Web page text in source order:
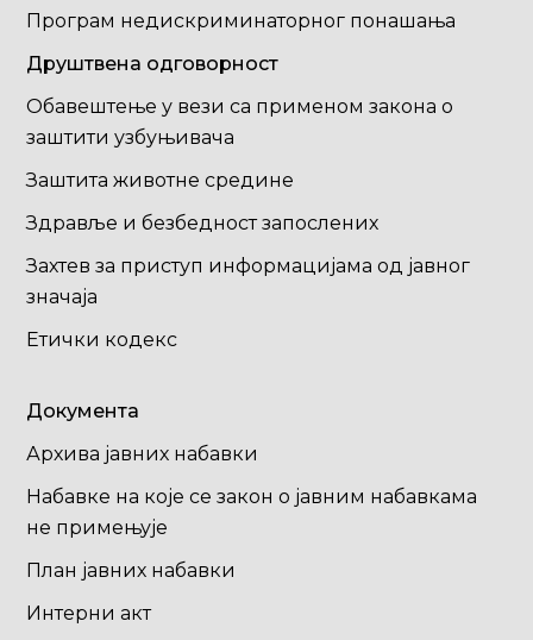
Програм недискриминаторног понашања
Друштвена одговорност
Обавештење у вези са применом закона о
заштити узбуњивача
Заштита животне средине
Здравље и безбедност запослених
Захтев за приступ информацијама од јавног
значаја
Етички кодекс
Документа
Архива јавних набавки
Набавке на које се закон о јавним набавкама
не примењује
План јавних набавки
Интерни акт